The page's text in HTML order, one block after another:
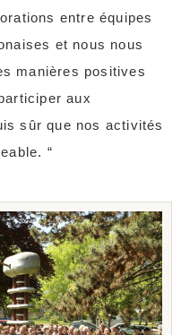
entre équipes
et nous nous
manières positives
aux
sûr que nos activités
“